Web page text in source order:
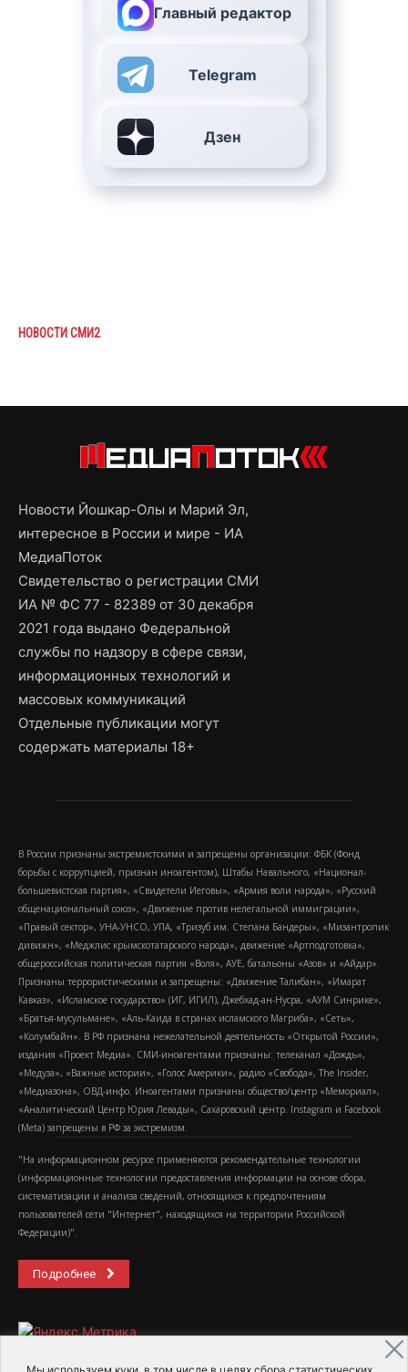
Мы используем куки, в том числе в целях сбора статистических
Главный редактор
Telegram
Дзен
НОВОСТИ СМИ2
Новости Йошкар-Олы и Марий Эл,
интересное в России и мире - ИА
МедиаПоток
Свидетельство о регистрации СМИ
ИА № ФС 77 - 82389 от 30 декабря
2021 года выдано Федеральной
службы по надзору в сфере связи,
информационных технологий и
массовых коммуникаций
Отдельные публикации могут
содержать материалы 18+
В России признаны экстремистскими и запрещены организации: ФБК (Фонд
борьбы с коррупцией, признан иноагентом), Штабы Навального, «Национал-
большевистская партия», «Свидетели Иеговы», «Армия воли народа», «Русский
общенациональный союз», «Движение против нелегальной иммиграции»,
«Правый сектор», УНА-УНСО, УПА, «Тризуб им. Степана Бандеры», «Мизантропик
дивижн», «Меджлис крымскотатарского народа», движение «Артподготовка»,
общероссийская политическая партия «Воля», АУЕ, батальоны «Азов» и «Айдар».
Признаны террористическими и запрещены: «Движение Талибан», «Имарат
Кавказ», «Исламское государство» (ИГ, ИГИЛ), Джебхад-ан-Нусра, «АУМ Синрике»,
«Братья-мусульмане», «Аль-Каида в странах исламского Магриба», «Сеть»,
«Колумбайн». В РФ признана нежелательной деятельность «Открытой России»,
издания «Проект Медиа». СМИ-иноагентами признаны: телеканал «Дождь»,
«Медуза», «Важные истории», «Голос Америки», радио «Свобода», The Insider,
«Медиазона», ОВД-инфо. Иноагентами признаны общество/центр «Мемориал»,
«Аналитический Центр Юрия Левады», Сахаровский центр. Instagram и Facebook
(Metа) запрещены в РФ за экстремизм.
"На информационном ресурсе применяются рекомендательные технологии
(информационные технологии предоставления информации на основе сбора,
систематизации и анализа сведений, относящихся к предпочтениям
пользователей сети "Интернет", находящихся на территории Российской
Федерации)".
Подробнее